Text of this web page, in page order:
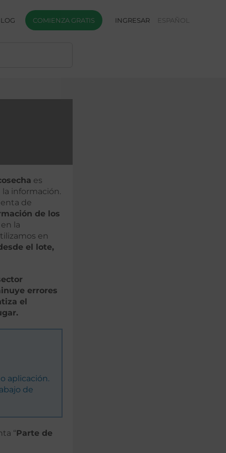
COMIENZA GRATIS INGRESAR ESPAÑOL
es
información.
de
de los
la
en
el lote,
errores
el
aplicación.
de
“Parte de